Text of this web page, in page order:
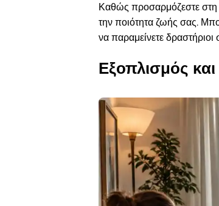
Καθώς προσαρμόζεστε στη
την ποιότητα ζωής σας.
να παραμείνετε
Εξοπλισμός και